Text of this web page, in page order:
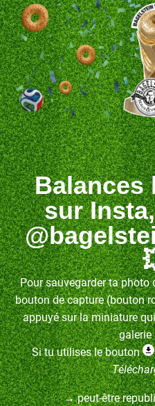
Balances
sur
Pour sauvegarder ta photo
bouton de capture (bouton
appuyé sur la miniature
galerie
Si tu utilises le bouton
→ peut-être